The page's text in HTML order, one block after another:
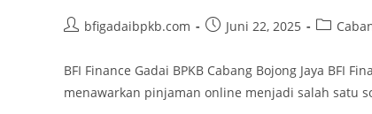
bfigadaibpkb.com Juni 22, 2025
BFI Finance Gadai BPKB Cabang Bojong Jaya BFI
menawarkan pinjaman online menjadi salah satu